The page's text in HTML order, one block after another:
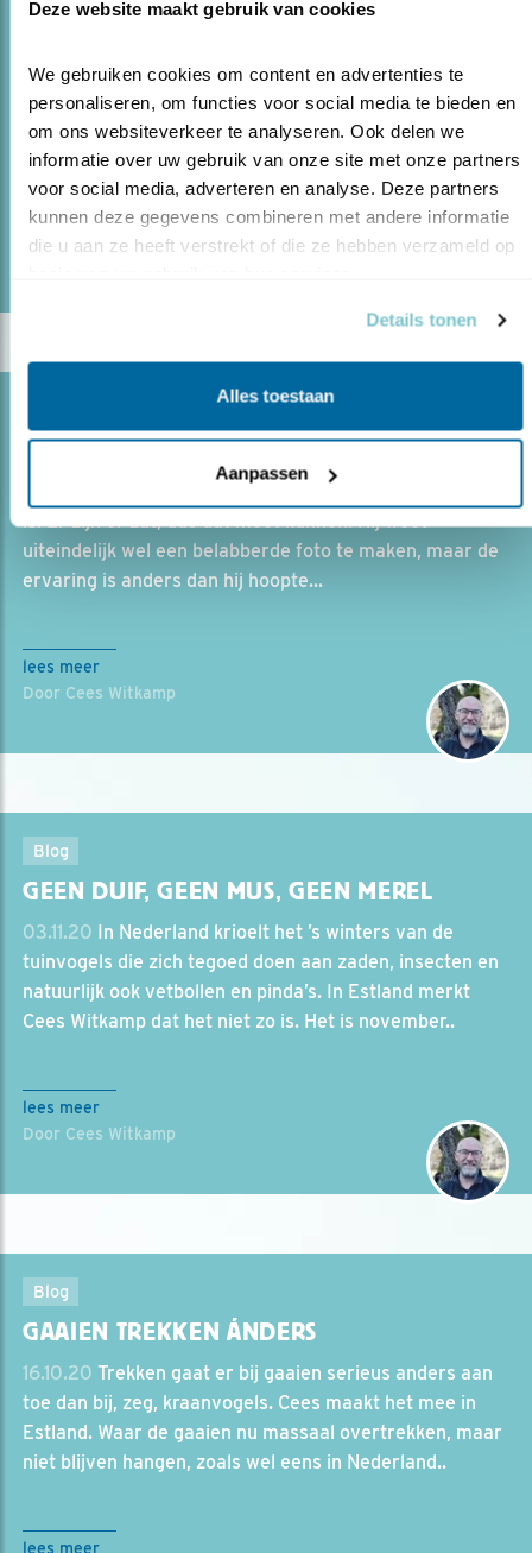
Deze website maakt gebruik van cookies
We gebruiken cookies om content en advertenties te
personaliseren, om functies voor social media te bieden en
om ons websiteverkeer te analyseren. Ook delen we
informatie over uw gebruik van onze site met onze partners
voor social media, adverteren en analyse. Deze partners
kunnen deze gegevens combineren met andere informatie
die u aan ze heeft verstrekt of die ze hebben verzameld op
Details tonen
Alles toestaan
Aanpassen
OVER EEN ZEEAREND EN EEN ZEEHOND
opeten, dat maak je ook niet vaak mee. Na drie dagen
was het dier schoon op. Cees Witkamp ziet het voor zijn
ogen gebeuren in Estland.
lees meer
Door Cees Witkamp
OERALUIL: ER RUST GEEN ZEGEN OP
Een oeraluil wil Cees zien, nu hij toch in Estland
is. Er zijn er zat, dus dat moet kunnen. Hij weet
uiteindelijk wel een belabberde foto te maken, maar de
ervaring is anders dan hij hoopte...
lees meer
Door Cees Witkamp
Blog
GEEN DUIF, GEEN MUS, GEEN MEREL
03.11.20 In Nederland krioelt het ’s winters van de
tuinvogels die zich tegoed doen aan zaden, insecten en
natuurlijk ook vetbollen en pinda’s. In Estland merkt
Cees Witkamp dat het niet zo is. Het is november..
lees meer
Door Cees Witkamp
Blog
GAAIEN TREKKEN ÁNDERS
16.10.20 Trekken gaat er bij gaaien serieus anders aan
toe dan bij, zeg, kraanvogels. Cees maakt het mee in
Estland. Waar de gaaien nu massaal overtrekken, maar
niet blijven hangen, zoals wel eens in Nederland..
lees meer